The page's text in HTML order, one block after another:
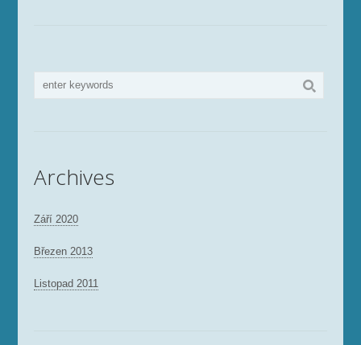
Archives
Září 2020
Březen 2013
Listopad 2011